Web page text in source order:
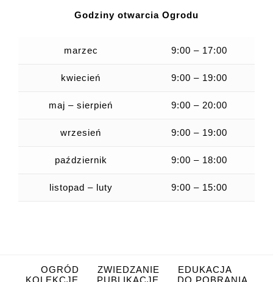
Godziny otwarcia Ogrodu
marzec 9:00 – 17:00
kwiecień 9:00 – 19:00
maj – sierpień 9:00 – 20:00
wrzesień 9:00 – 19:00
październik 9:00 – 18:00
listopad – luty 9:00 – 15:00
OGRÓD ZWIEDZANIE
EDUKACJA
KOLEKCJE
PUBLIKACJE DO POBRANIA